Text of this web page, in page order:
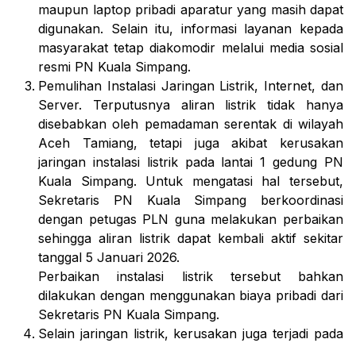
maupun laptop pribadi aparatur yang masih dapat
digunakan. Selain itu, informasi layanan kepada
masyarakat tetap diakomodir melalui media sosial
resmi PN Kuala Simpang.
Pemulihan Instalasi Jaringan Listrik, Internet, dan
Server. Terputusnya aliran listrik tidak hanya
disebabkan oleh pemadaman serentak di wilayah
Aceh Tamiang, tetapi juga akibat kerusakan
jaringan instalasi listrik pada lantai 1 gedung PN
Kuala Simpang. Untuk mengatasi hal tersebut,
Sekretaris PN Kuala Simpang berkoordinasi
dengan petugas PLN guna melakukan perbaikan
sehingga aliran listrik dapat kembali aktif sekitar
tanggal 5 Januari 2026.
Perbaikan instalasi listrik tersebut bahkan
dilakukan dengan menggunakan biaya pribadi dari
Sekretaris PN Kuala Simpang.
Selain jaringan listrik, kerusakan juga terjadi pada